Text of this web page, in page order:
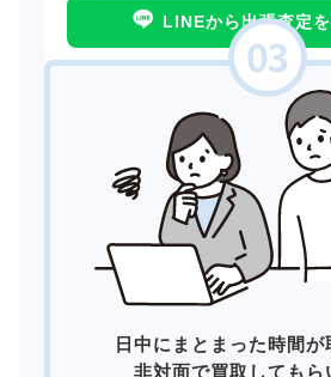
LINEから出張査定
日中にまとまった時間が
非対面で買取してもら